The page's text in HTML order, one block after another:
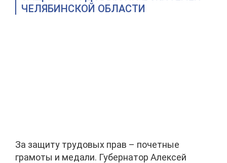
ЧЕЛЯБИНСКОЙ ОБЛАСТИ
За защиту трудовых прав – почетные
грамоты и медали. Губернатор Алексей